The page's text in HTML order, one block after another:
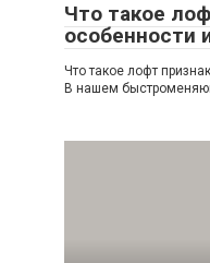
Что такое
особенности
Что такое лофт
В нашем